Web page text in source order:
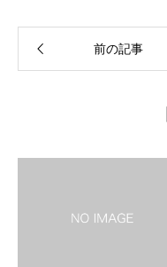
前の記事